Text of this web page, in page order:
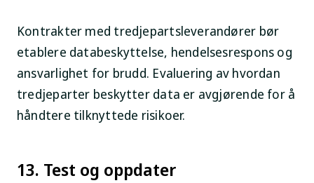
Kontrakter med tredjepartsleverandører bør
etablere databeskyttelse, hendelsesrespons og
ansvarlighet for brudd. Evaluering av hvordan
tredjeparter beskytter data er avgjørende for å
håndtere tilknyttede risikoer.
13. Test og oppdater